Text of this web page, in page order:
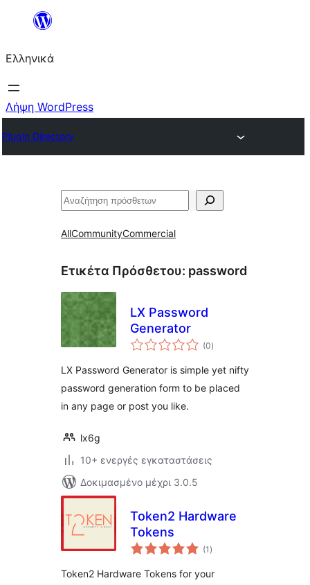
Μετάβαση
περιεχόμενο
Ελληνικά
Λήψη WordPress
Plugin Directory
Αναζήτηση
AllCommunityCommercial
Ετικέτα Πρόσθετου: password
LX Password
Generator
(0αξιολογήσεις
σύνολο
)
LX Password Generator is simple yet nifty
password generation form to be placed
in any page or post you like.
lx6g
10+ ενεργές εγκαταστάσεις
Δοκιμασμένο μέχρι 3.0.5
Token2 Hardware
Tokens
(1 αξιολογήσεις
σύνολο
)
Token2 Hardware Tokens for your